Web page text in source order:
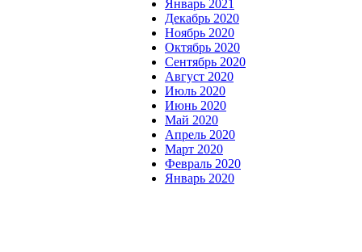
Январь 2021
Декабрь 2020
Ноябрь 2020
Октябрь 2020
Сентябрь 2020
Август 2020
Июль 2020
Июнь 2020
Май 2020
Апрель 2020
Март 2020
Февраль 2020
Январь 2020